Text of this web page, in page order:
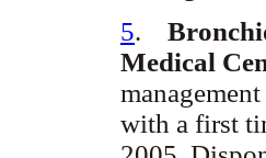
5.
Medical
with a first